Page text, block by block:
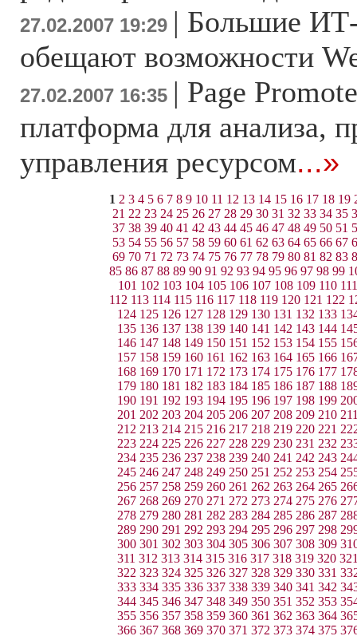
27.02.2007 19:29 | Большие
обещают возможности
27.02.2007 16:35 | Page
платформа для анализа,
управления ресурсом...»
1 2 3 4 5 6 7 8 9 10 11 12 13 14 15 16 17 18 19
21 22 23 24 25 26 27 28 29 30 31 32 33 34 35
37 38 39 40 41 42 43 44 45 46 47 48 49 50 51
53 54 55 56 57 58 59 60 61 62 63 64 65 66 67
69 70 71 72 73 74 75 76 77 78 79 80 81 82 83
85 86 87 88 89 90 91 92 93 94 95 96 97 98 99
101 102 103 104 105 106 107 108 109 110 111
112 113 114 115 116 117 118 119 120 121 122
124 125 126 127 128 129 130 131 132 133
135 136 137 138 139 140 141 142 143 144
146 147 148 149 150 151 152 153 154 155
157 158 159 160 161 162 163 164 165 166
168 169 170 171 172 173 174 175 176 177
179 180 181 182 183 184 185 186 187 188
190 191 192 193 194 195 196 197 198 199
201 202 203 204 205 206 207 208 209 210
212 213 214 215 216 217 218 219 220 221
223 224 225 226 227 228 229 230 231 232
234 235 236 237 238 239 240 241 242 243
245 246 247 248 249 250 251 252 253 254
256 257 258 259 260 261 262 263 264 265
267 268 269 270 271 272 273 274 275 276
278 279 280 281 282 283 284 285 286 287
289 290 291 292 293 294 295 296 297 298
300 301 302 303 304 305 306 307 308 309
311 312 313 314 315 316 317 318 319 320
322 323 324 325 326 327 328 329 330 331
333 334 335 336 337 338 339 340 341 342
344 345 346 347 348 349 350 351 352 353
355 356 357 358 359 360 361 362 363 364
366 367 368 369 370 371 372 373 374 375